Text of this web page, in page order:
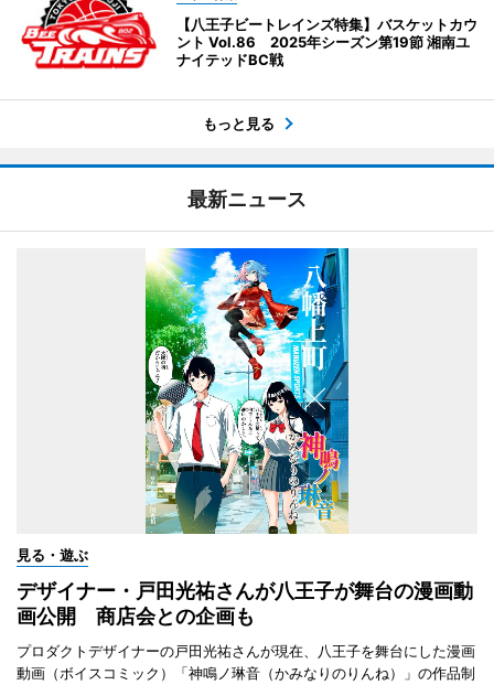
【八王子ビートレインズ特集】バスケットカウ
ント Vol.86 2025年シーズン第19節 湘南ユ
ナイテッドBC戦
もっと見る
最新ニュース
見る・遊ぶ
デザイナー・戸田光祐さんが八王子が舞台の漫画動
画公開 商店会との企画も
プロダクトデザイナーの戸田光祐さんが現在、八王子を舞台にした漫画
動画（ボイスコミック）「神鳴ノ琳音（かみなりのりんね）」の作品制